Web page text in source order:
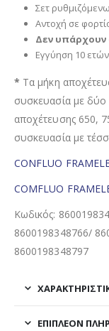
Σετ
Αντοχή σε
Δεν υπάρχουν
Εγγύηση 10 ετών
* Τα μήκη
συσκευασία με
αποχέτευσης 650,
συσκευασία με
CONFLUO
COMFLUO
Κωδικός:
8600198348766/
8600198348797
ΕΠΙΠΛΈΟΝ